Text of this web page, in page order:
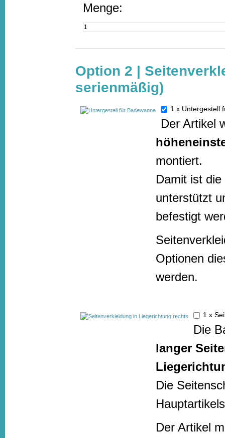
Menge:
Option 2 |
serienmäßig)
1 x
Der Artikel
montiert.
Damit ist
unterstützt
befestigt
Optionen
werden.
1 x
Die
langer
Die
Der Artikel